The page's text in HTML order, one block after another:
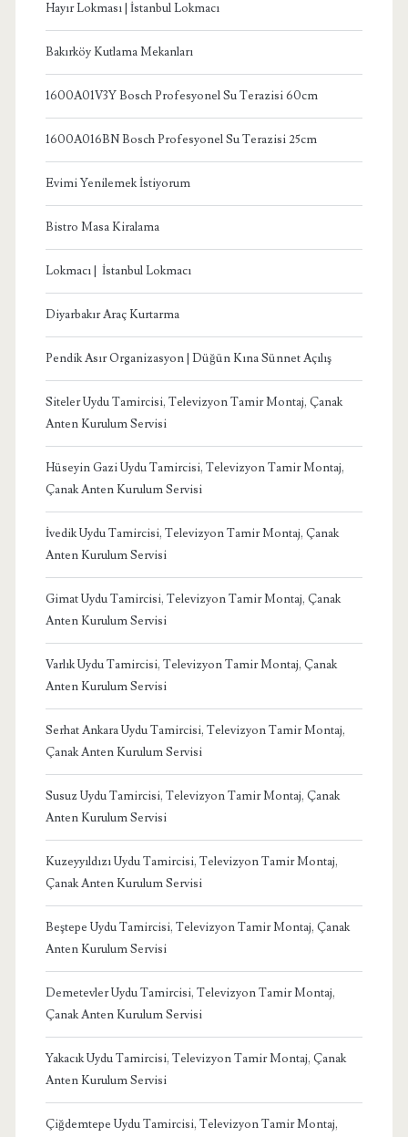
Hayır Lokması | İstanbul Lokmacı
Bakırköy Kutlama Mekanları
1600A01V3Y Bosch Profesyonel Su Terazisi 60cm
1600A016BN Bosch Profesyonel Su Terazisi 25cm
Evimi Yenilemek İstiyorum
Bistro Masa Kiralama
Lokmacı | İstanbul Lokmacı
Diyarbakır Araç Kurtarma
Pendik Asır Organizasyon | Düğün Kına Sünnet Açılış
Siteler Uydu Tamircisi, Televizyon Tamir Montaj, Çanak
Anten Kurulum Servisi
Hüseyin Gazi Uydu Tamircisi, Televizyon Tamir Montaj,
Çanak Anten Kurulum Servisi
İvedik Uydu Tamircisi, Televizyon Tamir Montaj, Çanak
Anten Kurulum Servisi
Gimat Uydu Tamircisi, Televizyon Tamir Montaj, Çanak
Anten Kurulum Servisi
Varlık Uydu Tamircisi, Televizyon Tamir Montaj, Çanak
Anten Kurulum Servisi
Serhat Ankara Uydu Tamircisi, Televizyon Tamir Montaj,
Çanak Anten Kurulum Servisi
Susuz Uydu Tamircisi, Televizyon Tamir Montaj, Çanak
Anten Kurulum Servisi
Kuzeyyıldızı Uydu Tamircisi, Televizyon Tamir Montaj,
Çanak Anten Kurulum Servisi
Beştepe Uydu Tamircisi, Televizyon Tamir Montaj, Çanak
Anten Kurulum Servisi
Demetevler Uydu Tamircisi, Televizyon Tamir Montaj,
Çanak Anten Kurulum Servisi
Yakacık Uydu Tamircisi, Televizyon Tamir Montaj, Çanak
Anten Kurulum Servisi
Çiğdemtepe Uydu Tamircisi, Televizyon Tamir Montaj,